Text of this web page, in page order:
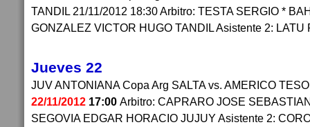
TANDIL 21/11/2012 18:30 Arbitro: TESTA SERGIO *
GONZALEZ VICTOR HUGO TANDIL Asistente 2:
Jueves 22
JUV ANTONIANA Copa Arg SALTA vs. AMERICO
22/11/2012 17:00 Arbitro: CAPRARO JOSE
SEGOVIA EDGAR HORACIO JUJUY Asistente 2: